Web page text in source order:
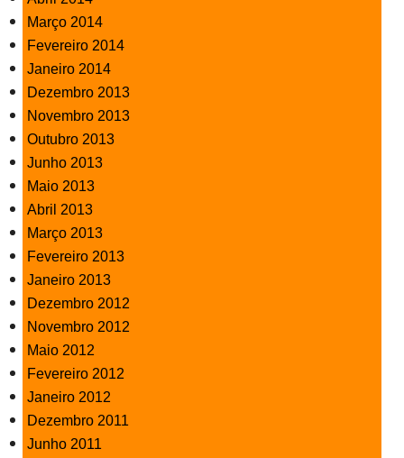
Março 2014
Fevereiro 2014
Janeiro 2014
Dezembro 2013
Novembro 2013
Outubro 2013
Junho 2013
Maio 2013
Abril 2013
Março 2013
Fevereiro 2013
Janeiro 2013
Dezembro 2012
Novembro 2012
Maio 2012
Fevereiro 2012
Janeiro 2012
Dezembro 2011
Junho 2011